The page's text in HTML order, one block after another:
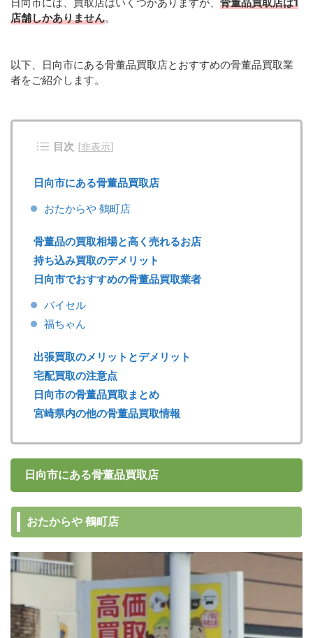
店舗しかありません。
以下、日向市にある骨董品買取店とおすすめの骨董品買取業
者をご紹介します。
目次 [非表示]
日向市にある骨董品買取店
おたからや 鶴町店
骨董品の買取相場と高く売れるお店
持ち込み買取のデメリット
日向市でおすすめの骨董品買取業者
バイセル
福ちゃん
出張買取のメリットとデメリット
宅配買取の注意点
日向市の骨董品買取まとめ
宮崎県内の他の骨董品買取情報
日向市にある骨董品買取店
おたからや 鶴町店